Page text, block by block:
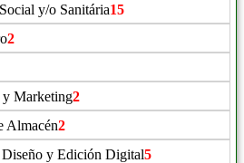
y/o Sanitária15
2
Marketing2
Almacén2
y Edición Digital5